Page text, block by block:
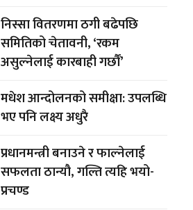
निस्सा वितरणमा ठगी बढेपछि
समितिको चेतावनी, ‘रकम
असुल्नेलाई कारबाही गर्छाैं’
मधेश आन्दोलनको समीक्षा: उपलब्धि
भए पनि लक्ष्य अधुरै
प्रधानमन्त्री बनाउने र फाल्नेलाई
सफलता ठान्यौ, गल्ति त्यहि भयो-
प्रचण्ड